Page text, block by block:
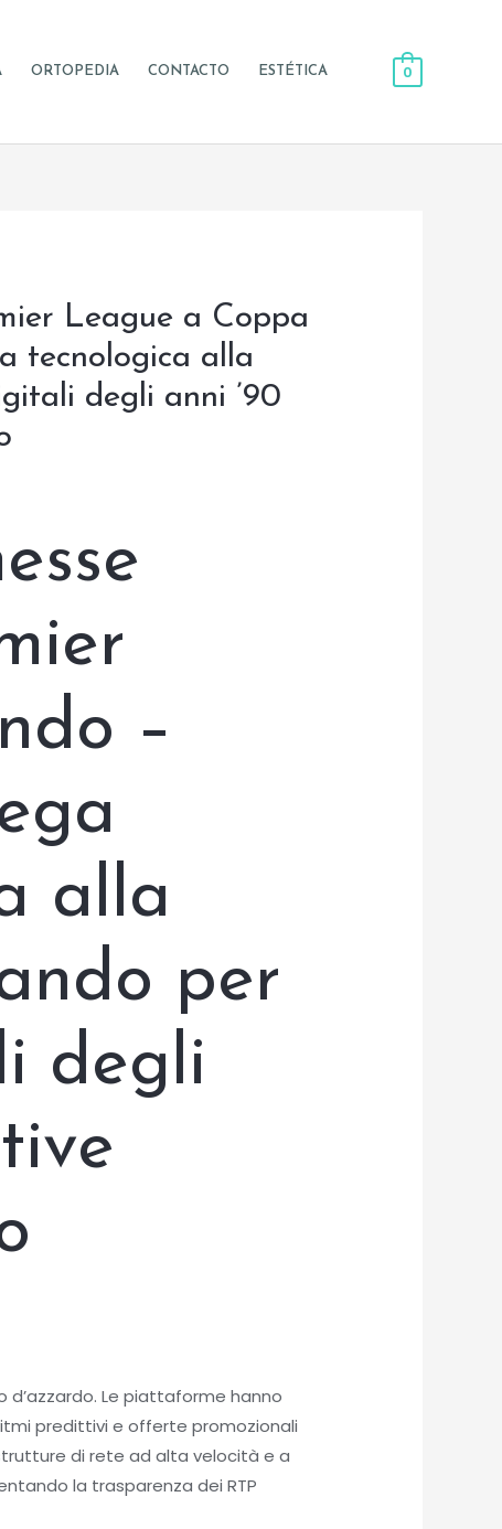
ORTOPEDIA CONTACTO ESTÉTICA 0
League a Coppa
tecnologica alla
degli anni ’90
–
alla
per
degli
Le piattaforme hanno
predittivi e offerte promozionali
di rete ad alta velocità e a
la trasparenza dei RTP